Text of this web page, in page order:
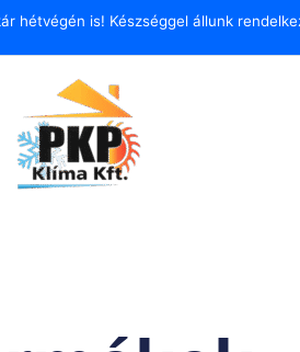
hétvégén is! Készséggel állunk